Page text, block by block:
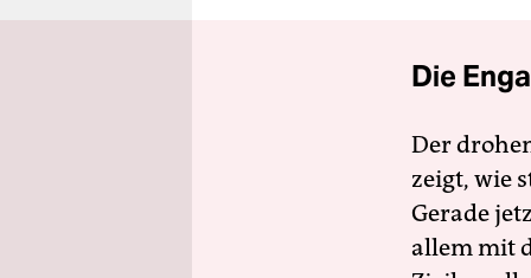
Die
Der
zeigt, wie
Gerade
allem mit